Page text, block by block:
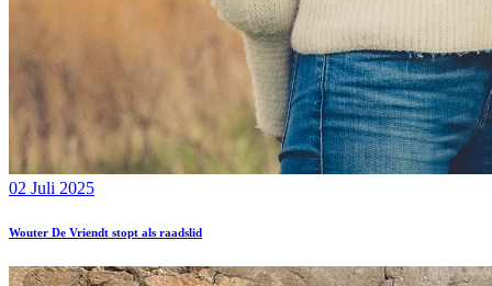
02 Juli 2025
Wouter De Vriendt stopt als raadslid